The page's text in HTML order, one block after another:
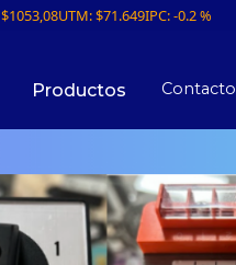
$1053,08UTM:$71.649IPC:-0.2 %
Productos Contacto